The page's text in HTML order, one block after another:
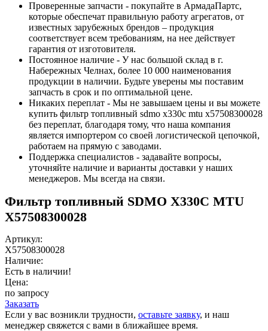
Проверенные запчасти - покупайте в АрмадаПартс,
которые обеспечат правильную работу агрегатов, от
известных зарубежных брендов – продукция
соответствует всем требованиям, на нее действует
гарантия от изготовителя.
Постоянное наличие - У нас большой склад в г.
Набережных Челнах, более 10 000 наименования
продукции в наличии. Будьте уверены мы поставим
запчасть в срок и по оптимальной цене.
Никаких переплат - Мы не завышаем цены и вы можете
купить фильтр топливный sdmo x330c mtu x57508300028
без переплат, благодаря тому, что наша компания
является импортером со своей логистической цепочкой,
работаем на прямую с заводами.
Поддержка специалистов - задавайте вопросы,
уточняйте наличие и варианты доставки у наших
менеджеров. Мы всегда на связи.
Фильтр топливный SDMO X330C MTU
X57508300028
Артикул:
X57508300028
Наличие:
Есть в наличии!
Цена:
по запросу
Заказать
Если у вас возникли трудности, оставьте заявку, и наш
менеджер свяжется с вами в ближайшее время.